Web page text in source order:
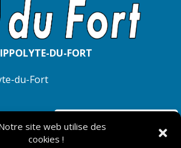
site web utilise des
cookies !
DU-FORT
du-Fort
NOUS CONTACTER